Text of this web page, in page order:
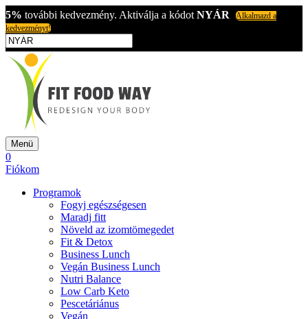
5% további kedvezmény. Aktiválja a kódot NYÁR
Alkalmazd a
kedvezményt!
Menü
0
Fiókom
Programok
Fogyj egészségesen
Maradj fitt
Növeld az izomtömegedet
Fit & Detox
Business Lunch
Vegán Business Lunch
Nutri Balance
Low Carb Keto
Pescetáriánus
Vegán